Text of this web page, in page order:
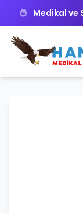
Medikal ve